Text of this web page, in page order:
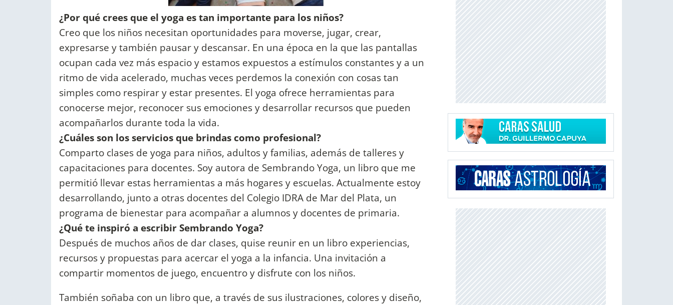
¿Por qué crees que el yoga es tan importante para los niños?
Creo que los niños necesitan oportunidades para moverse, jugar, crear,
expresarse y también pausar y descansar. En una época en la que las pantallas
ocupan cada vez más espacio y estamos expuestos a estímulos constantes y a un
ritmo de vida acelerado, muchas veces perdemos la conexión con cosas tan
simples como respirar y estar presentes. El yoga ofrece herramientas para
conocerse mejor, reconocer sus emociones y desarrollar recursos que pueden
acompañarlos durante toda la vida.
¿Cuáles son los servicios que brindas como profesional?
Comparto clases de yoga para niños, adultos y familias, además de talleres y
capacitaciones para docentes. Soy autora de Sembrando Yoga, un libro que me
permitió llevar estas herramientas a más hogares y escuelas. Actualmente estoy
desarrollando, junto a otras docentes del Colegio IDRA de Mar del Plata, un
programa de bienestar para acompañar a alumnos y docentes de primaria.
¿Qué te inspiró a escribir Sembrando Yoga?
Después de muchos años de dar clases, quise reunir en un libro experiencias,
recursos y propuestas para acercar el yoga a la infancia. Una invitación a
compartir momentos de juego, encuentro y disfrute con los niños.
También soñaba con un libro que, a través de sus ilustraciones, colores y diseño,